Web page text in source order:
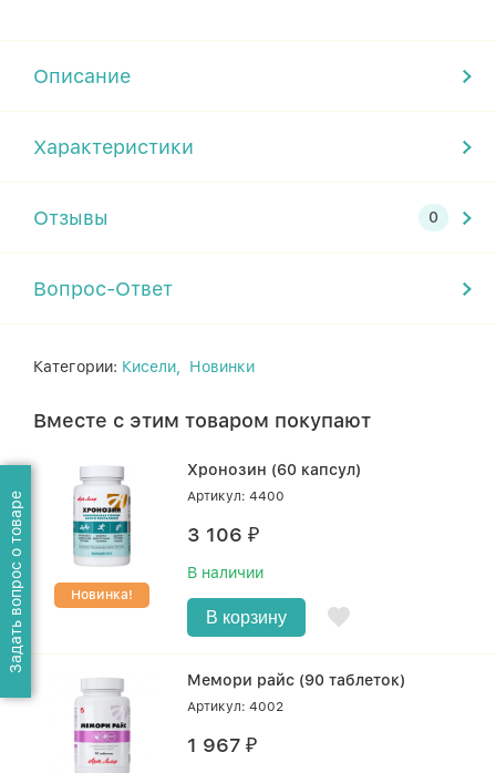
Описание
Характеристики
Отзывы
Вопрос-Ответ
Категории: Кисели, Новинки
Вместе с этим товаром покупают
Новинка!
Хронозин (60 капсул)
Артикул: 4400
3 106₽
В наличии
В корзину
Мемори райс (90 таблеток)
Артикул: 4002
1 967₽
Задать вопрос о товаре